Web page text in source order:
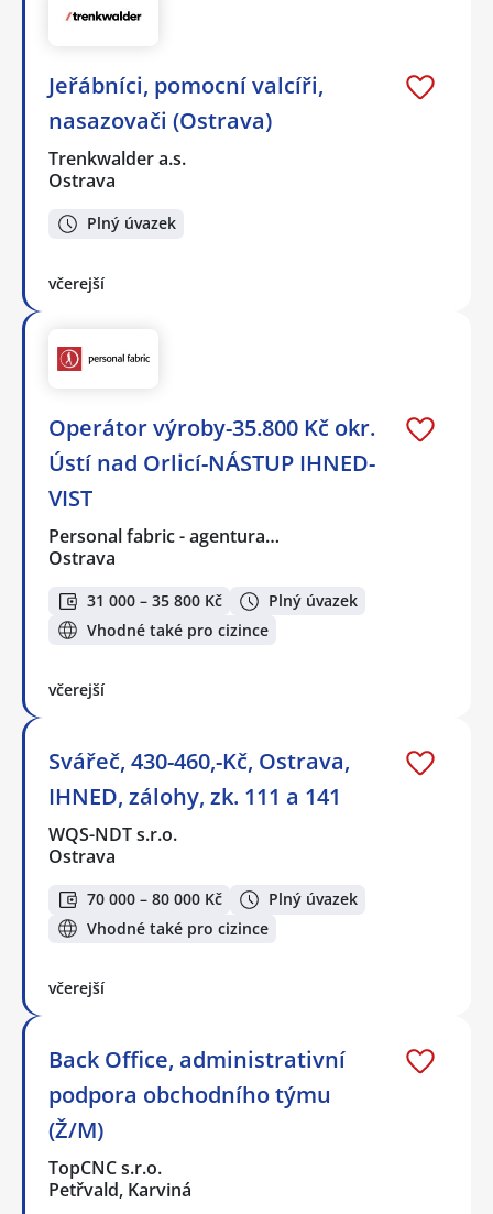
Jeřábníci, pomocní valcíři,
nasazovači (Ostrava)
Trenkwalder a.s.
Ostrava
Plný úvazek
včerejší
Operátor výroby-35.800 Kč okr.
Ústí nad Orlicí-NÁSTUP IHNED-
VIST
Personal fabric - agentura…
Ostrava
31 000 – 35 800 Kč
Plný úvazek
Vhodné také pro cizince
včerejší
Svářeč, 430-460,-Kč, Ostrava,
IHNED, zálohy, zk. 111 a 141
WQS-NDT s.r.o.
Ostrava
70 000 – 80 000 Kč
Plný úvazek
Vhodné také pro cizince
včerejší
Back Office, administrativní
podpora obchodního týmu
(Ž/M)
TopCNC s.r.o.
Petřvald, Karviná